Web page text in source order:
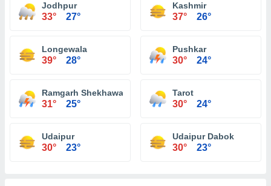
Jodhpur
33° 27°
Kashmir
37° 26°
Longewala
39° 28°
Pushkar
30° 24°
Ramgarh Shekhawati
31° 25°
Tarot
30° 24°
Udaipur
30° 23°
Udaipur Dabok
30° 23°